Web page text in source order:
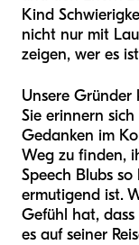
Kind
nicht nur mit
zeigen, wer es
Unsere Gründer
Sie erinnern
Gedanken im
Weg zu finden,
Speech Blubs
ermutigend ist.
Gefühl hat,
es auf seiner